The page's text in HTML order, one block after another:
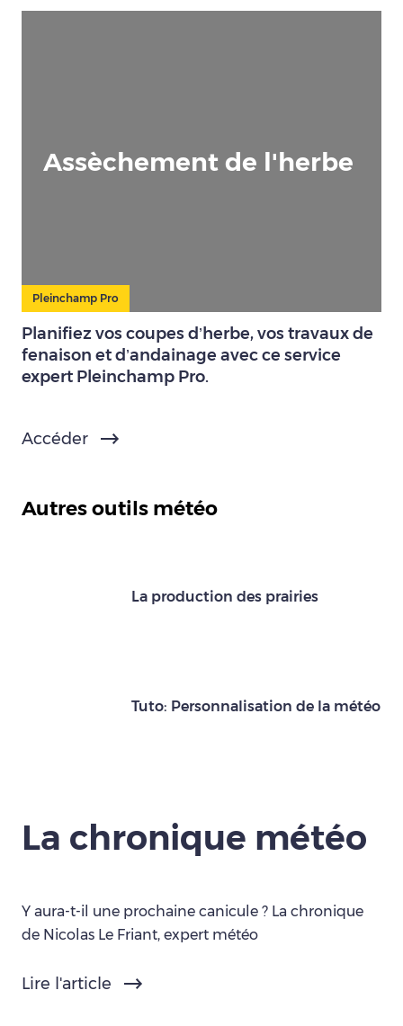
Assèchement de l'herbe
Pleinchamp Pro
Planifiez vos coupes d’herbe, vos travaux de
fenaison et d’andainage avec ce service
expert Pleinchamp Pro.
Accéder
Autres outils météo
La production des prairies
Tuto: Personnalisation de la météo
La chronique météo
Y aura-t-il une prochaine canicule ? La chronique
de Nicolas Le Friant, expert météo
Lire l'article